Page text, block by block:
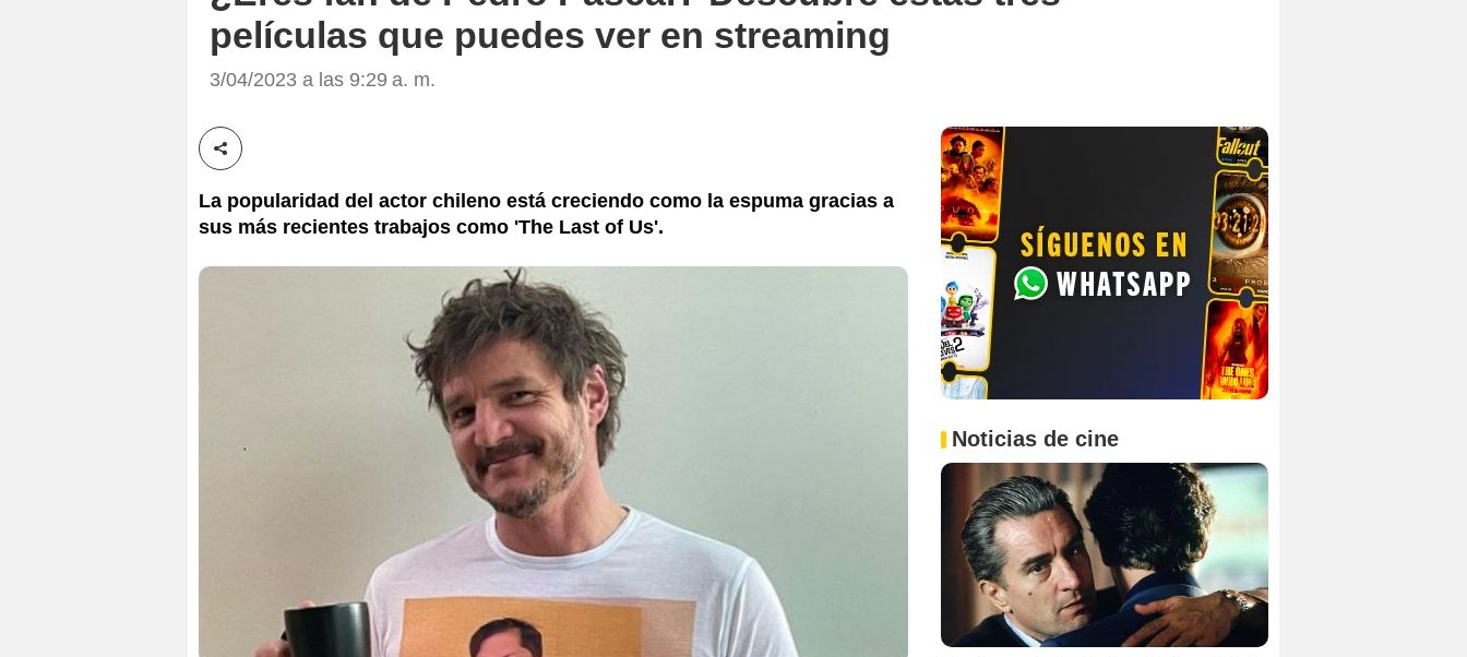
películas que puedes ver en streaming
3/04/2023 a las 9:29 a. m.
Compartir esta noticia
La popularidad del actor chileno está creciendo como la espuma gracias a
sus más recientes trabajos como 'The Last of Us'.
Noticias de cine